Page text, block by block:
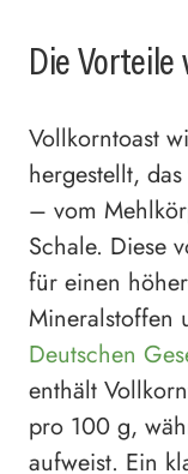
Die
Vollkorntoast
hergestellt,
– vom
Schale. Diese
für einen
Mineralstoffen
Deutschen
enthält
pro 100 g,
aufweist. Ein